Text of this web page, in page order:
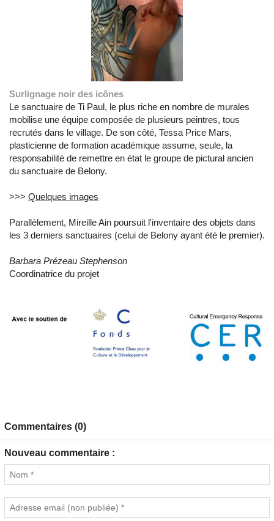
Surlignage noir des icônes
Le sanctuaire de Ti Paul, le plus riche en nombre de murales
mobilise une équipe composée de plusieurs peintres, tous
recrutés dans le village. De son côté, Tessa Price Mars,
plasticienne de formation académique assume, seule, la
responsabilité de remettre en état le groupe de pictural ancien
du sanctuaire de Belony.
>>> Quelques images
Parallèlement, Mireille Ain poursuit l'inventaire des objets dans
les 3 derniers sanctuaires (celui de Belony ayant été le premier).
Barbara Prézeau Stephenson
Coordinatrice du projet
Commentaires (0)
Nouveau commentaire :